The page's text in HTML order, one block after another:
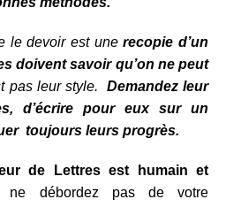
le devoir est unerecopie d’un
doivent savoir qu’on ne peut
pas leur style. Demandez leur
d’écrire pour eux sur un
toujours leurs progrès.
de Lettres est humain et
ne débordez pas de votre